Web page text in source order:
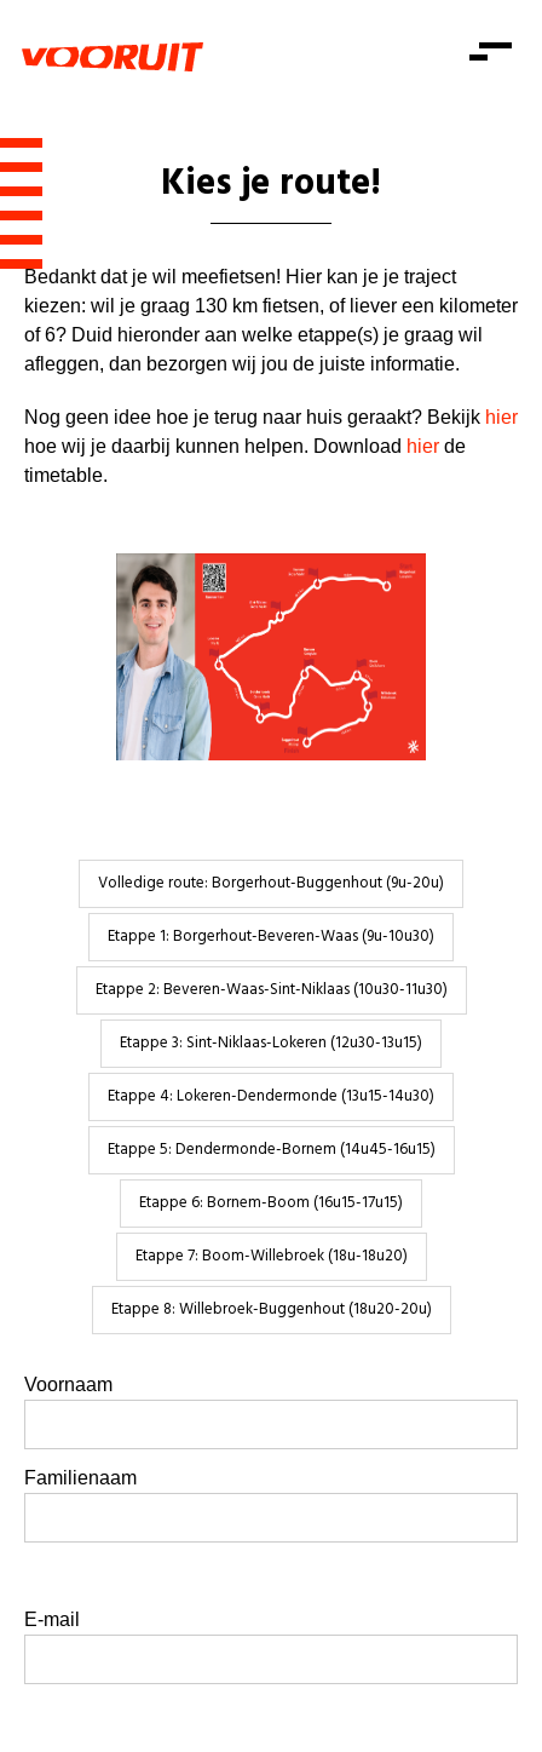
Zorg
Welzijn
Consumentenbescherming
Kinderen en jongeren
Onze mensen
Vacatures
Doe mee
Doe mee
Word lid
Mis niets
Shop
Zoeken
Login
Login
Kies je route!
Bedankt dat je wil meefietsen! Hier kan je je traject
kiezen: wil je graag 130 km fietsen, of liever een kilometer
of 6? Duid hieronder aan welke etappe(s) je graag wil
afleggen, dan bezorgen wij jou de juiste informatie.
Nog geen idee hoe je terug naar huis geraakt? Bekijk hier
hoe wij je daarbij kunnen helpen. Download hier de
timetable.
Volledige route: Borgerhout-Buggenhout (9u-20u)
Etappe 1: Borgerhout-Beveren-Waas (9u-10u30)
Etappe 2: Beveren-Waas-Sint-Niklaas (10u30-11u30)
Etappe 3: Sint-Niklaas-Lokeren (12u30-13u15)
Etappe 4: Lokeren-Dendermonde (13u15-14u30)
Etappe 5: Dendermonde-Bornem (14u45-16u15)
Etappe 6: Bornem-Boom (16u15-17u15)
Etappe 7: Boom-Willebroek (18u-18u20)
Etappe 8: Willebroek-Buggenhout (18u20-20u)
Voornaam
Familienaam
E-mail